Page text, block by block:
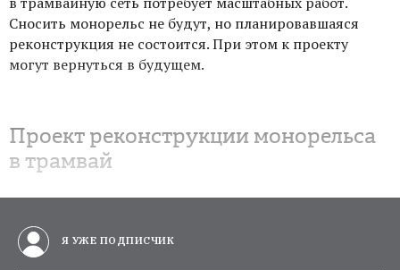
Сносить монорельс не будут, но планировавшаяся
реконструкция не состоится. При этом к проекту
могут вернуться в будущем.
Проект реконструкции монорельса
в трамвай
Я УЖЕ ПОДПИСЧИК